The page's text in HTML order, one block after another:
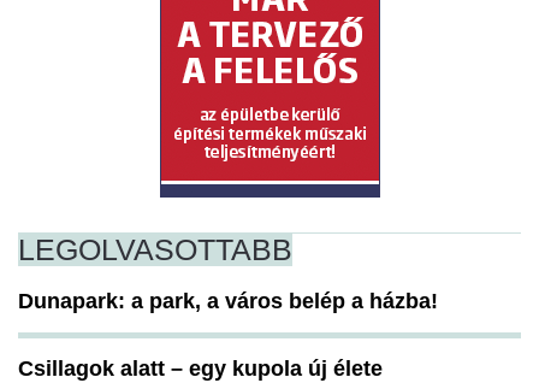
LEGOLVASOTTABB
Dunapark: a park, a város belép a házba!
Csillagok alatt – egy kupola új élete